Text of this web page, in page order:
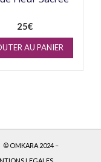
25€
AU PANIER
© OMKARA 2024 –